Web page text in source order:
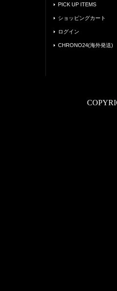
PICK UP ITEMS
ショッピングカート
ログイン
CHRONO24(海外発送)